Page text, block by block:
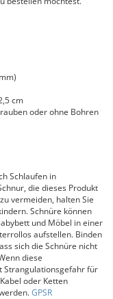
cm
oder ohne Bohren
Schlaufen in
die dieses Produkt
vermeiden, halten Sie
Schnüre können
und Möbel in einer
aufstellen. Binden
sich die Schnüre nicht
diese
Strangulationsgefahr für
oder Ketten
GPSR